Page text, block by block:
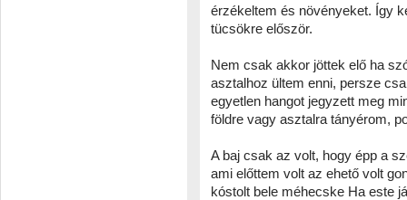
érzékeltem és növényeket. Így
tücsökre először.
Nem csak akkor jöttek elő ha
asztalhoz ültem enni, persze
egyetlen hangot jegyzett meg
földre vagy asztalra tányérom,
A baj csak az volt, hogy épp a
ami előttem volt az ehető volt
kóstolt bele méhecske Ha este